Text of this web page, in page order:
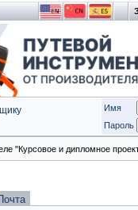
Имя
Пароль
"Курсовое и дипломное